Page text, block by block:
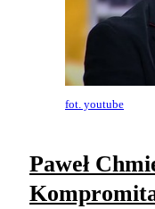
fot. youtube
Paweł